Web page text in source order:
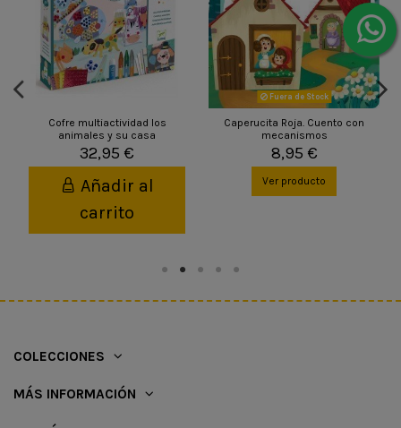
Cofre multiactividad los
animales y su casa
32,95 €
Añadir al
carrito
Fuera de Stock
Caperucita Roja. Cuento con
mecanismos
8,95 €
Ver producto
COLECCIONES
MÁS INFORMACIÓN